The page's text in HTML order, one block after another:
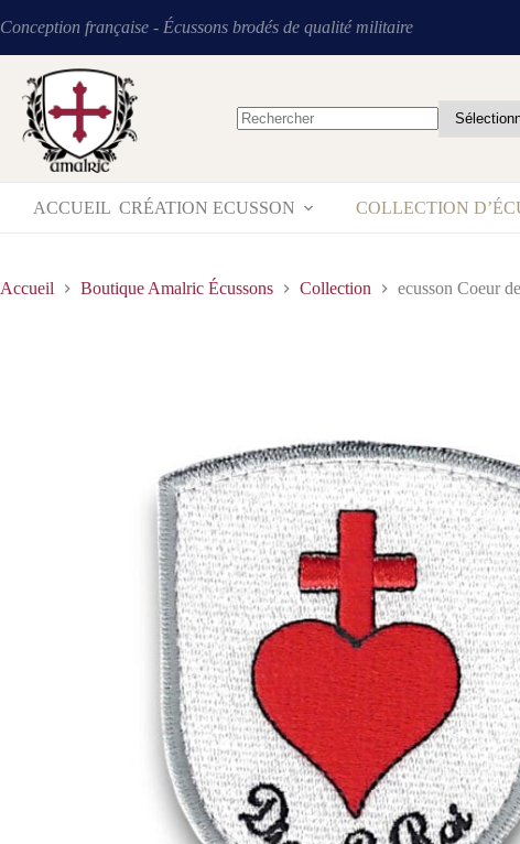
Conception française - Écussons brodés de qualité militaire
ACCUEIL CRÉATION ECUSSON COLLECTION
Accueil Boutique Amalric Écussons Collection ecusson Coeur